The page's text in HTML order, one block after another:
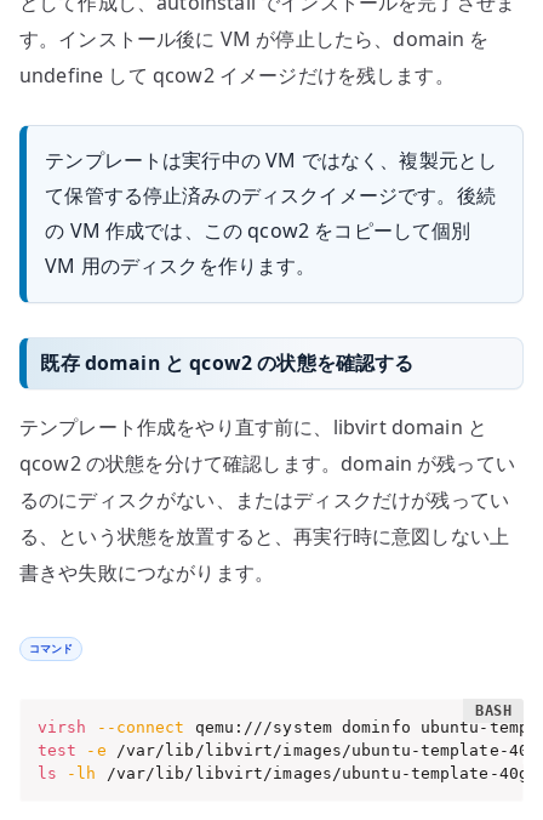
す。インストール後に VM が停止したら、domain を
undefine して qcow2 イメージだけを残します。
テンプレートは実行中の VM ではなく、複製元とし
て保管する停止済みのディスクイメージです。後続
の VM 作成では、この qcow2 をコピーして個別
VM 用のディスクを作ります。
既存 domain と qcow2 の状態を確認する
テンプレート作成をやり直す前に、libvirt domain と
qcow2 の状態を分けて確認します。domain が残ってい
るのにディスクがない、またはディスクだけが残ってい
る、という状態を放置すると、再実行時に意図しない上
書きや失敗につながります。
コマンド
virsh
--connect
test
-e
ls
-lh /var/lib/libvirt/images/ubuntu-template-